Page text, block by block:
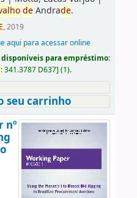
deAndrade.
, 2019
aqui para acessar online
para empréstimo:
:341.3787 D637] (1).
seu carrinho
nº